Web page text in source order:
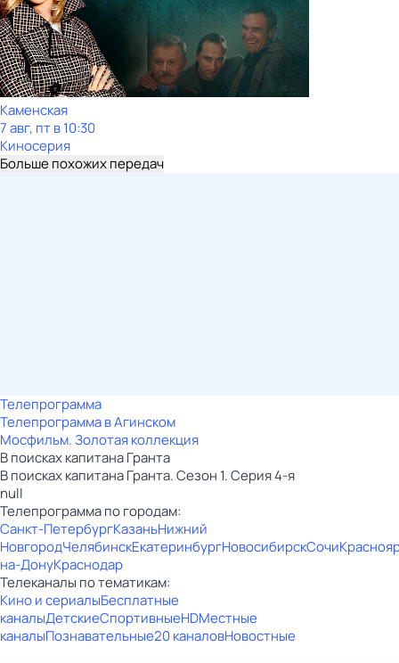
Каменская
7 авг, пт в 10:30
Киносерия
Больше похожих передач
Телепрограмма
Телепрограмма в Агинском
Мосфильм. Золотая коллекция
В поисках капитана Гранта
В поисках капитана Гранта. Сезон 1. Серия 4-я
null
Телепрограмма по городам:
Санкт-ПетербургКазаньНижний
НовгородЧелябинскЕкатеринбургНовосибирскСочи
на-ДонуКраснодар
Телеканалы по тематикам:
Кино и сериалыБесплатные
каналыДетскиеСпортивныеHDМестные
каналыПознавательные20 каналовНовостные